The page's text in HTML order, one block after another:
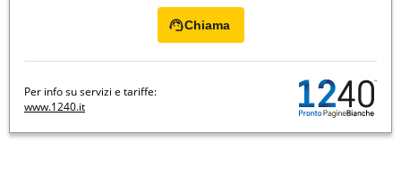
Chiama
Per info su servizi e tariffe:
www.1240.it